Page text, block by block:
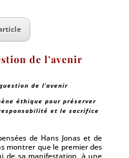
de l’avenir
de l’avenir
éthique pour préserver
et le sacrifice
de Hans Jonas et de
montrer que le premier des
de sa manifestation, à une